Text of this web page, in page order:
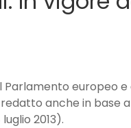
europeo e
anche in base
2013).